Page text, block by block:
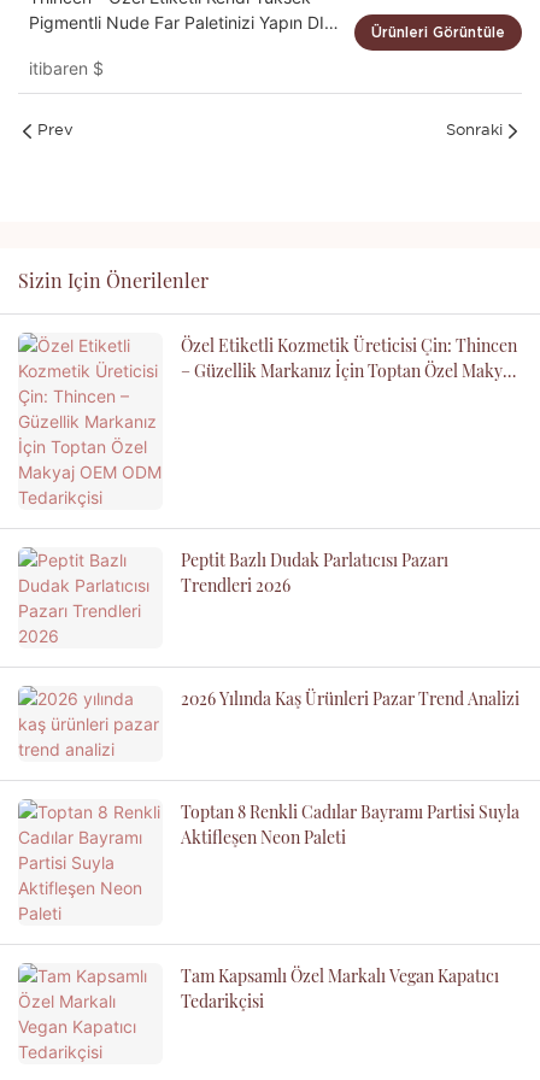
Pigmentli Nude Far Paletinizi Yapın DIY
itibaren $
Ürünleri Görüntüle
Prev Sonraki
Sizin Için Önerilenler
Özel Etiketli Kozmetik Üreticisi Çin: Thincen
– Güzellik Markanız İçin Toptan Özel Makyaj
Peptit Bazlı Dudak Parlatıcısı Pazarı
Trendleri 2026
2026 Yılında Kaş Ürünleri Pazar Trend Analizi
Toptan 8 Renkli Cadılar Bayramı Partisi Suyla
Aktifleşen Neon Paleti
Tam Kapsamlı Özel Markalı Vegan Kapatıcı
Tedarikçisi